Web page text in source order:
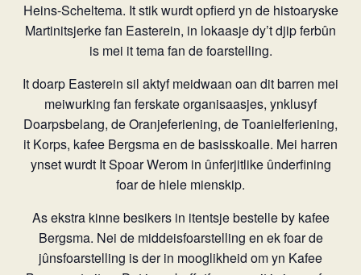
Heins-Scheltema. It stik wurdt opfierd yn de histoaryske
Martinitsjerke fan Easterein, in lokaasje dy’t djip ferbûn
is mei it tema fan de foarstelling.
It doarp Easterein sil aktyf meidwaan oan dit barren mei
meiwurking fan ferskate organisaasjes, ynklusyf
Doarpsbelang, de Oranjeferiening, de Toanielferiening,
it Korps, kafee Bergsma en de basisskoalle. Mei harren
ynset wurdt It Spoar Werom in ûnferjitlike ûnderfining
foar de hiele mienskip.
As ekstra kinne besikers in itentsje bestelle by kafee
Bergsma. Nei de middeisfoarstelling en ek foar de
jûnsfoarstelling is der in mooglikheid om yn Kafee